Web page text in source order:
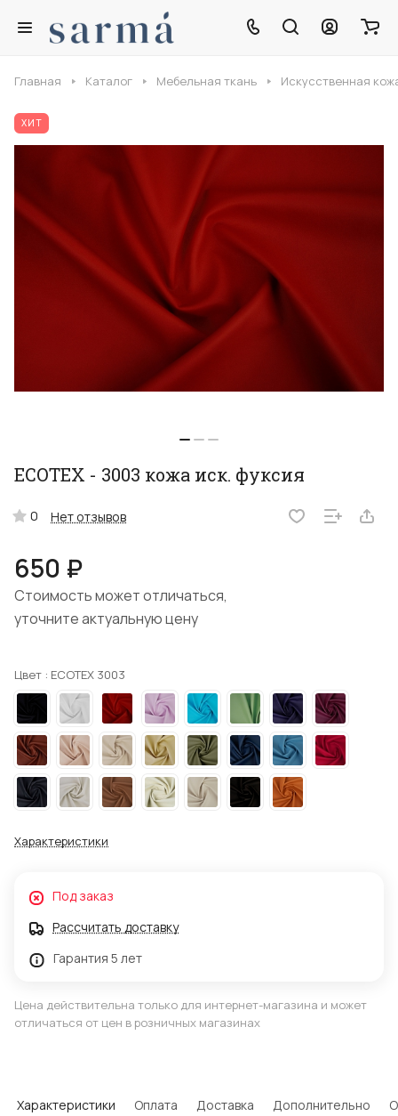
Главная Каталог Мебельная ткань Искусственная
ХИТ
ECOTEX - 3003 кожа иск. фуксия
0 Нет отзывов
650 ₽
Стоимость может отличаться,
уточните актуальную цену
Цвет : ECOTEX 3003
Характеристики
Под заказ
Рассчитать доставку
Гарантия 5 лет
Цена действительна только для интернет-магазина и может
отличаться от цен в розничных магазинах
Характеристики Оплата Доставка Дополнительно